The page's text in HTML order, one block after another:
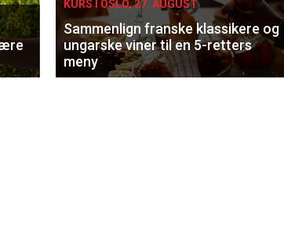
KURS I OSLO, 27. AUGUST
Sammenlign franske klassikere og
ungarske viner til en 5-retters
meny